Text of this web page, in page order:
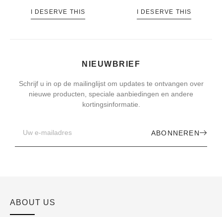
I DESERVE THIS I DESERVE THIS
NIEUWBRIEF
Schrijf u in op de mailinglijst om updates te ontvangen over
nieuwe producten, speciale aanbiedingen en andere
kortingsinformatie.
ABONNEREN
ABOUT US